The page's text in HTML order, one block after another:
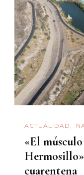
ACTUALIDAD
«El
cuarentena